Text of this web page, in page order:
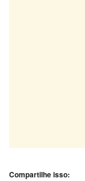
Compartilhe isso: